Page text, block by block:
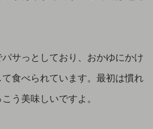
サっとしており、おかゆにかけ
食べられています。最初は慣れ
う美味しいですよ。